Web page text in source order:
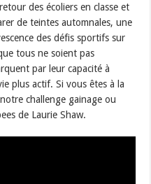
des écoliers en classe et
de teintes automnales, une
des défis sportifs sur
tous ne soient pas
par leur capacité à
plus actif. Si vous êtes à la
challenge gainage ou
de Laurie Shaw.